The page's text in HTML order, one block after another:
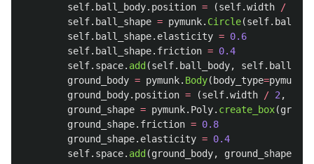
self. ball_body. position = (self.width /
self. ball_shape = pymunk. Circle(self.
self. ball_shape. elasticity = 0.6
self. ball_shape. friction = 0.4
self. space. add (self. ball_body, self.
ground_body = pymunk. Body( body_type=pymunk
ground_body. position = (self.width / 2 ,
ground_shape = pymunk. Poly. create_box(
ground_shape. friction = 0.8
ground_shape. elasticity = 0.4
self. space. add (ground_body, ground_shape